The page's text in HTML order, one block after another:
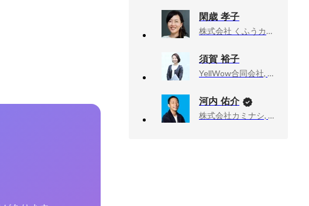
閑歳 孝子
株式会社 くふうカンパニー, CSO
須賀 裕子
YellWow合同会社, 代表
河内 佑介
株式会社カミナシ, 取締役COO